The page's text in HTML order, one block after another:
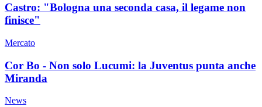
Castro: "Bologna una seconda casa, il legame non
finisce"
Mercato
Cor Bo - Non solo Lucumi: la Juventus punta anche
Miranda
News